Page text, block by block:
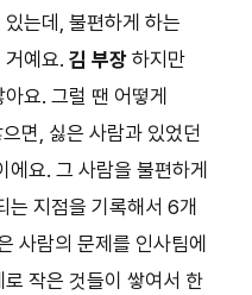
는데, 불편하게 하는
예요. 김 부장 하지만
요. 그럴 땐 어떻게
면, 싫은 사람과 있었던
요. 그 사람을 불편하게
는 지점을 기록해서 6개
사람의 문제를 인사팀에
작은 것들이 쌓여서 한